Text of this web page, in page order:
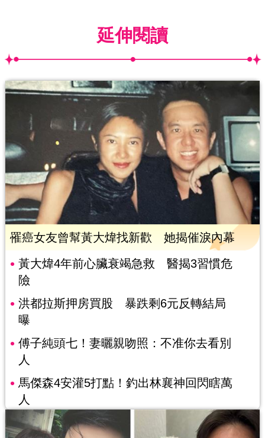
延伸閱讀
罹癌女友曾幫黃大煒找新歡 她揭催淚內幕
黃大煒4年前心臟衰竭急救 醫揭3習慣危
險
洪都拉斯押房買股 暴跌剩6元反轉結局
曝
傅子純頭七！妻曬親吻照：不准你去看別
人
馬傑森4安灌5打點！釣出林襄神回閃瞎萬
人